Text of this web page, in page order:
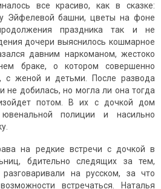
все красиво, как в сказке:
у Эйфелевой башни, цветы на фоне
праздника так и не
дочери выяснилось кошмарное
давним наркоманом, жестоко
браке, о котором совершенно
с женой и детьми. После развода
не добилась, но могла ли она тогда
потом. В их с дочкой дом
ювенальной полиции и насильно
на редкие встречи с дочкой в
бдительно следящих за тем,
на русском, за что
встречаться. Наталья